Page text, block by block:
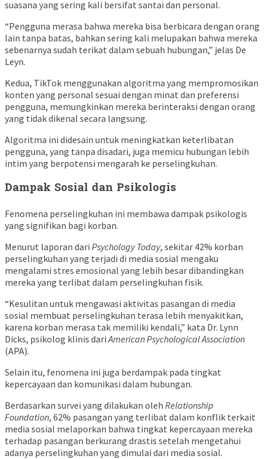
suasana yang sering kali bersifat santai dan personal.
“Pengguna merasa bahwa mereka bisa berbicara dengan orang
lain tanpa batas, bahkan sering kali melupakan bahwa mereka
sebenarnya sudah terikat dalam sebuah hubungan,” jelas De
Leyn.
Kedua, TikTok menggunakan algoritma yang mempromosikan
konten yang personal sesuai dengan minat dan preferensi
pengguna, memungkinkan mereka berinteraksi dengan orang
yang tidak dikenal secara langsung.
Algoritma ini didesain untuk meningkatkan keterlibatan
pengguna, yang tanpa disadari, juga memicu hubungan lebih
intim yang berpotensi mengarah ke perselingkuhan.
Dampak Sosial dan Psikologis
Fenomena perselingkuhan ini membawa dampak psikologis
yang signifikan bagi korban.
Menurut laporan dari Psychology Today, sekitar 42% korban
perselingkuhan yang terjadi di media sosial mengaku
mengalami stres emosional yang lebih besar dibandingkan
mereka yang terlibat dalam perselingkuhan fisik.
“Kesulitan untuk mengawasi aktivitas pasangan di media
sosial membuat perselingkuhan terasa lebih menyakitkan,
karena korban merasa tak memiliki kendali,” kata Dr. Lynn
Dicks, psikolog klinis dari American Psychological Association
(APA).
Selain itu, fenomena ini juga berdampak pada tingkat
kepercayaan dan komunikasi dalam hubungan.
Berdasarkan survei yang dilakukan oleh Relationship
Foundation, 62% pasangan yang terlibat dalam konflik terkait
media sosial melaporkan bahwa tingkat kepercayaan mereka
terhadap pasangan berkurang drastis setelah mengetahui
adanya perselingkuhan yang dimulai dari media sosial.